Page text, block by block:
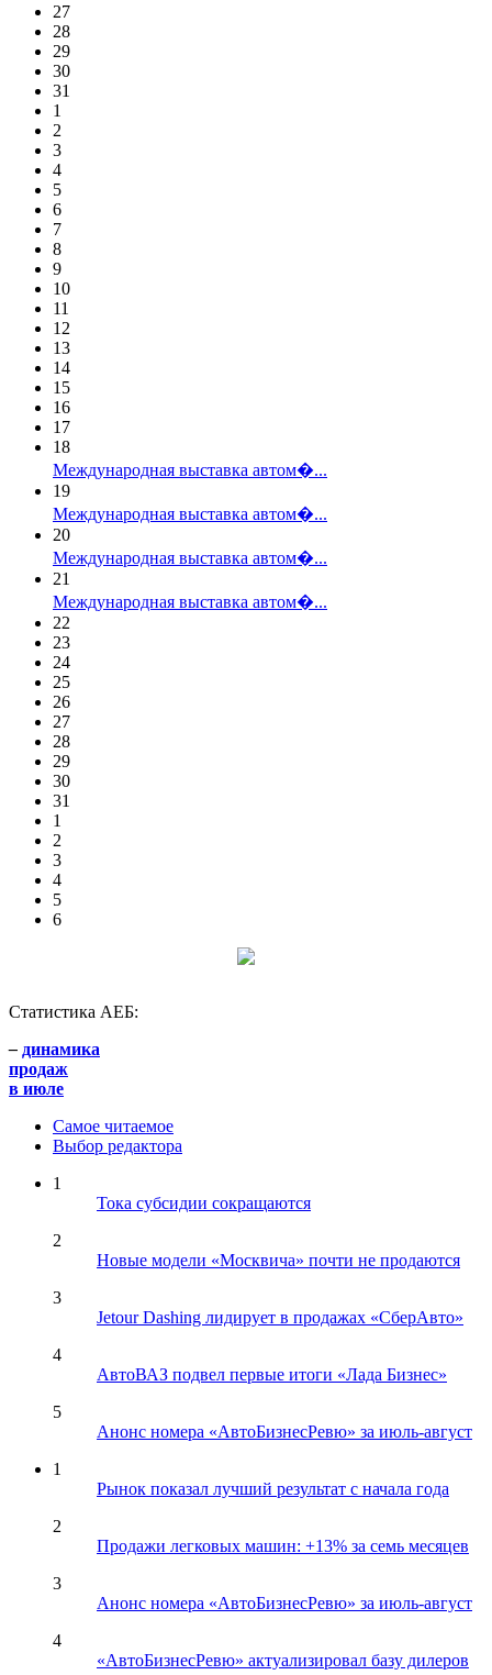
27
28
29
30
31
1
2
3
4
5
6
7
8
9
10
11
12
13
14
15
16
17
18
Международная выставка автом�...
19
Международная выставка автом�...
20
Международная выставка автом�...
21
Международная выставка автом�...
22
23
24
25
26
27
28
29
30
31
1
2
3
4
5
6
Статистика АЕБ:
– динамика
продаж
в июле
Самое читаемое
Выбор редактора
1
Тока субсидии сокращаются
2
Новые модели «Москвича» почти не продаются
3
Jetour Dashing лидирует в продажах «СберАвто»
4
АвтоВАЗ подвел первые итоги «Лада Бизнес»
5
Анонс номера «АвтоБизнесРевю» за июль-август
1
Рынок показал лучший результат с начала года
2
Продажи легковых машин: +13% за семь месяцев
3
Анонс номера «АвтоБизнесРевю» за июль-август
4
«АвтоБизнесРевю» актуализировал базу дилеров